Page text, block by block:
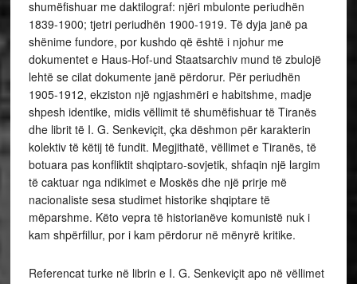
shumëfishuar me daktilograf: njëri mbulonte periudhën
1839-1900; tjetri periudhën 1900-1919. Të dyja janë pa
shënime fundore, por kushdo që është i njohur me
dokumentet e Haus-Hof-und Staatsarchiv mund të zbulojë
lehtë se cilat dokumente janë përdorur. Për periudhën
1905-1912, ekziston një ngjashmëri e habitshme, madje
shpesh identike, midis vëllimit të shumëfishuar të Tiranës
dhe librit të I. G. Senkeviçit, çka dëshmon për karakterin
kolektiv të këtij të fundit. Megjithatë, vëllimet e Tiranës, të
botuara pas konfliktit shqiptaro-sovjetik, shfaqin një largim
të caktuar nga ndikimet e Moskës dhe një prirje më
nacionaliste sesa studimet historike shqiptare të
mëparshme. Këto vepra të historianëve komunistë nuk i
kam shpërfillur, por i kam përdorur në mënyrë kritike.
Referencat turke në librin e I. G. Senkeviçit apo në vëllimet